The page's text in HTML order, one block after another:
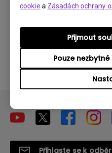
cookie a Zásadách ochrany
Pouze
Přijmout
Nemohu použít
nebo mého
opravit?
Přihlaste se k